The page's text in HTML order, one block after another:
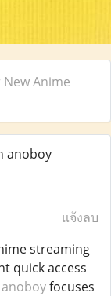
Anime
anoboy
แจ้งลบ
streaming
quick access
anoboyfocuses